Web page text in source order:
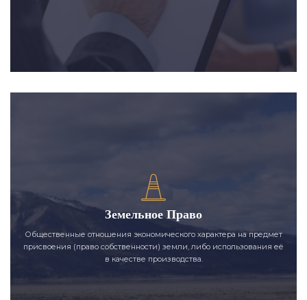
Земельное Право
Общественные отношения экономического характера на предмет
присвоения (право собственности) земли, либо использования её
в качестве производства.